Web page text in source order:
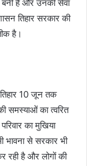
है और उनकी सेवा
तिहार सरकार की
है।
10 जून तक
समस्याओं का त्वरित
का मुखिया
से सरकार भी
रही है और लोगों की